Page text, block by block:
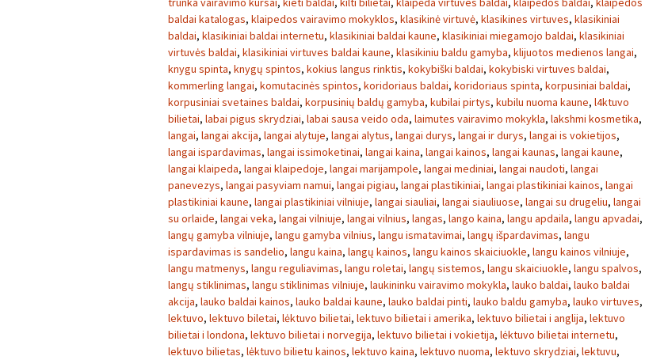
baldai katalogas, klaipedos vairavimo mokyklos, klasikinė virtuvė, klasikines virtuves, klasikiniai
baldai, klasikiniai baldai internetu, klasikiniai baldai kaune, klasikiniai miegamojo baldai, klasikiniai
virtuvės baldai, klasikiniai virtuves baldai kaune, klasikiniu baldu gamyba, klijuotos medienos langai,
knygu spinta, knygų spintos, kokius langus rinktis, kokybiški baldai, kokybiski virtuves baldai,
kommerling langai, komutacinės spintos, koridoriaus baldai, koridoriaus spinta, korpusiniai baldai,
korpusiniai svetaines baldai, korpusinių baldų gamyba, kubilai pirtys, kubilu nuoma kaune, l4ktuvo
bilietai, labai pigus skrydziai, labai sausa veido oda, laimutes vairavimo mokykla, lakshmi kosmetika,
langai, langai akcija, langai alytuje, langai alytus, langai durys, langai ir durys, langai is vokietijos,
langai ispardavimas, langai issimoketinai, langai kaina, langai kainos, langai kaunas, langai kaune,
langai klaipeda, langai klaipedoje, langai marijampole, langai mediniai, langai naudoti, langai
panevezys, langai pasyviam namui, langai pigiau, langai plastikiniai, langai plastikiniai kainos, langai
plastikiniai kaune, langai plastikiniai vilniuje, langai siauliai, langai siauliuose, langai su drugeliu, langai
su orlaide, langai veka, langai vilniuje, langai vilnius, langas, lango kaina, langu apdaila, langu apvadai,
langų gamyba vilniuje, langu gamyba vilnius, langu ismatavimai, langų išpardavimas, langu
ispardavimas is sandelio, langu kaina, langų kainos, langu kainos skaiciuokle, langu kainos vilniuje,
langu matmenys, langu reguliavimas, langu roletai, langų sistemos, langu skaiciuokle, langu spalvos,
langų stiklinimas, langu stiklinimas vilniuje, laukininku vairavimo mokykla, lauko baldai, lauko baldai
akcija, lauko baldai kainos, lauko baldai kaune, lauko baldai pinti, lauko baldu gamyba, lauko virtuves,
lektuvo, lektuvo biletai, lėktuvo bilietai, lektuvo bilietai i amerika, lektuvo bilietai i anglija, lektuvo
bilietai i londona, lektuvo bilietai i norvegija, lektuvo bilietai i vokietija, lėktuvo bilietai internetu,
lektuvo bilietas, lėktuvo bilietu kainos, lektuvo kaina, lektuvo nuoma, lektuvo skrydziai, lektuvu,